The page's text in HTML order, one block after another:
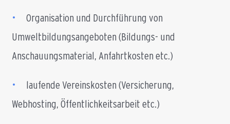
•
Organisation und Durchführung von
Umweltbildungsangeboten (Bildungs- und
Anschauungsmaterial, Anfahrtkosten etc.)
•
laufende Vereinskosten (Versicherung,
Webhosting, Öffentlichkeitsarbeit etc.)